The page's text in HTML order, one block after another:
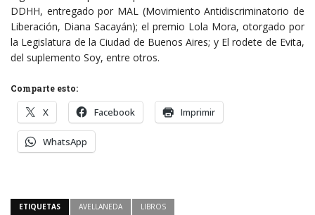
DDHH, entregado por MAL (Movimiento Antidiscriminatorio de
Liberación, Diana Sacayán); el premio Lola Mora, otorgado por
la Legislatura de la Ciudad de Buenos Aires; y El rodete de Evita,
del suplemento Soy, entre otros.
Comparte esto:
X Facebook Imprimir
WhatsApp
ETIQUETAS AVELLANEDA LIBROS